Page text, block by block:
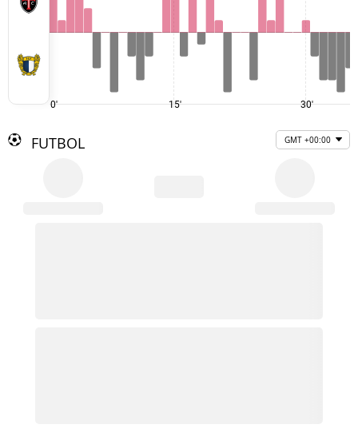
0' 15' 30'
FUTBOL GMT +00:00